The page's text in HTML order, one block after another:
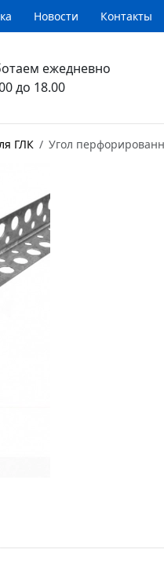
Новости Контакты
ежедневно
до 18.00
ГЛК Угол